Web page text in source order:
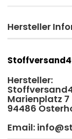
Hersteller
Hersteller:
Marienplatz 7
94486
Email: